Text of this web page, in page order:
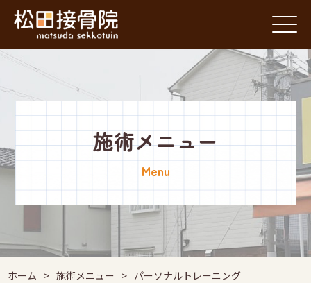
施術メニュー
Menu
ホーム > 施術メニュー > パーソナルトレーニング